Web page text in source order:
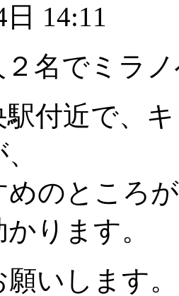
14:11
２名でミラ
駅付近で、
めのところ
ります。
いします。